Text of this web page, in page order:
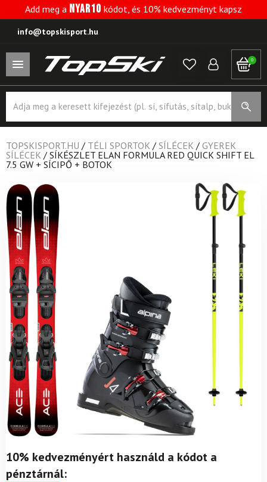
Add meg a NYAR10 kódot, és 10% kedvezményt kapsz
info@topskisport.hu
0
search
TOPSKISPORT.HU / TÉLI SPORTOK / SÍLÉCEK / GYEREK
SÍLÉCEK / SÍKÉSZLET ELAN FORMULA RED QUICK SHIFT EL
7.5 GW + SÍCIPŐ + BOTOK
10% kedvezményért használd a kódot a
pénztárnál: